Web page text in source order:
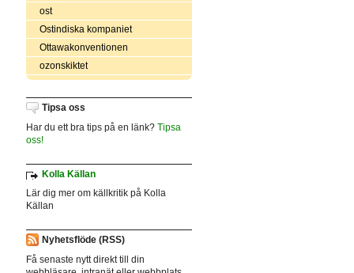
ost
Ostindiska kompaniet
Ottawakonventionen
ozonskiktet
Tipsa oss
Har du ett bra tips på en länk? Tipsa
oss!
Kolla Källan
Lär dig mer om källkritik på Kolla
Källan
Nyhetsflöde (RSS)
Få senaste nytt direkt till din